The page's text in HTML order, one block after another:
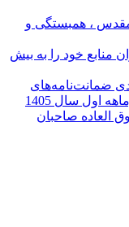
مقدس ، همبستگی و
منابع خود را به بیش
منابع و ۱۳۲ درصدی ضمانت‌نامه‌های
اول سال 1405
العاده صاحبان